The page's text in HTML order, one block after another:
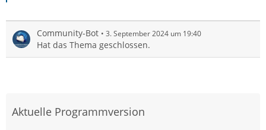
Community-Bot 3. September 2024 um 19:40
Hat das Thema geschlossen.
Aktuelle Programmversion